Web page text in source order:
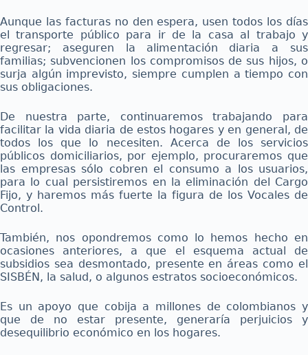
Aunque las facturas no den espera, usen todos los días
el transporte público para ir de la casa al trabajo y
regresar; aseguren la alimentación diaria a sus
familias; subvencionen los compromisos de sus hijos, o
surja algún imprevisto, siempre cumplen a tiempo con
sus obligaciones.
De nuestra parte, continuaremos trabajando para
facilitar la vida diaria de estos hogares y en general, de
todos los que lo necesiten. Acerca de los servicios
públicos domiciliarios, por ejemplo, procuraremos que
las empresas sólo cobren el consumo a los usuarios,
para lo cual persistiremos en la eliminación del Cargo
Fijo, y haremos más fuerte la figura de los Vocales de
Control.
También, nos opondremos como lo hemos hecho en
ocasiones anteriores, a que el esquema actual de
subsidios sea desmontado, presente en áreas como el
SISBÉN, la salud, o algunos estratos socioeconómicos.
Es un apoyo que cobija a millones de colombianos y
que de no estar presente, generaría perjuicios y
desequilibrio económico en los hogares.